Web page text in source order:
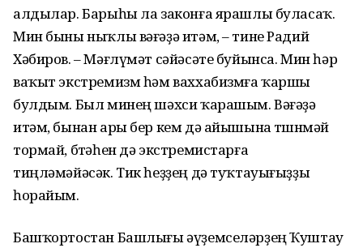
алдылар. Барыһы ла законға ярашлы буласаҡ.
Мин быны ныҡлы вәғәҙә итәм, – тине Радий
Хәбиров. – Мәғлүмәт сәйәсәте буйынса. Мин һәр
ваҡыт экстремизм һәм ваххабизмға ҡаршы
булдым. Был минең шәхси ҡарашым. Вәғәҙә
итәм, бынан ары бер кем дә айышына төшөнмәй
тормай, бөтәһен дә экстремистарға
тиңләмәйәсәк. Тик һеҙҙең дә туҡтауығыҙҙы
һорайым.
Башҡортостан Башлығы әүҙемселәрҙең Ҡуштау